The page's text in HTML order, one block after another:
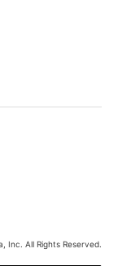
Inc. All Rights Reserved.